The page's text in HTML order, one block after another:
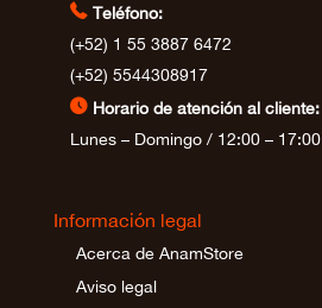
 Teléfono:
(+52) 1 55 3887 6472
(+52) 5544308917
⊲ Horario de atención al cliente:
Lunes – Domingo / 12:00 – 17:00
Información legal
Acerca de AnamStore
Aviso legal